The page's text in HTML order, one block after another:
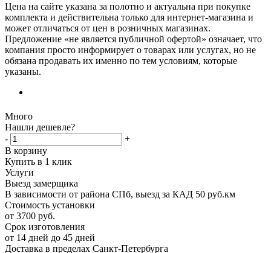
Цена на сайте указана за полотно и актуальна при покупке
комплекта и действительна только для интернет-магазина и
может отличаться от цен в розничных магазинах.
Предложение «не является публичной офертой» означает, что
компания просто информирует о товарах или услугах, но не
обязана продавать их именно по тем условиям, которые
указаны.
Много
Нашли дешевле?
-
+
В корзину
Купить в 1 клик
Услуги
Выезд замерщика
В зависимости от района СПб, выезд за КАД 50 руб.км
Стоимость установки
от 3700 руб.
Срок изготовления
от 14 дней до 45 дней
Доставка в пределах Санкт-Петербурга